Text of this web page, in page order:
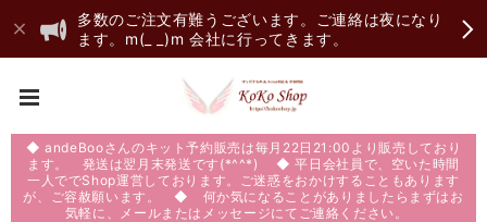
多数のご注文有難うございます。ご連絡は夜になり
ます。m(_ _)m 会社に行ってきます。
◆ andeBooさんのキット予約販売は毎月22日21:00より販売しており
ます。 発送は翌月末発送です(*^^*) ◆ 平日会社員で、空いた時間
一人ででShop運営しております。ご迷惑をおかけすることもあります
が、ご容赦願います。 ◆ 何か気になることがありましたらまずはお
気軽に、メールまたはメッセージにてご連絡ください。